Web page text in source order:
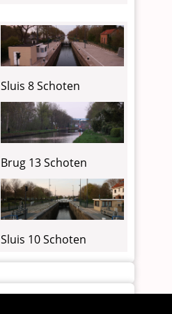
Sluis 8 Schoten
Brug 13 Schoten
Sluis 10 Schoten